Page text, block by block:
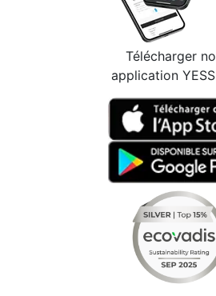
Télécharger
application